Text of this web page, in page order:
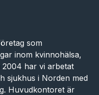
som
inom kvinnohälsa,
har vi arbetat
sjukhus i Norden med
Huvudkontoret är